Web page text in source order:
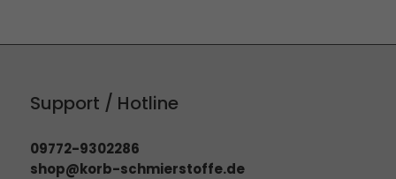
Support / Hotline
09772-9302286
shop@korb-schmierstoffe.de